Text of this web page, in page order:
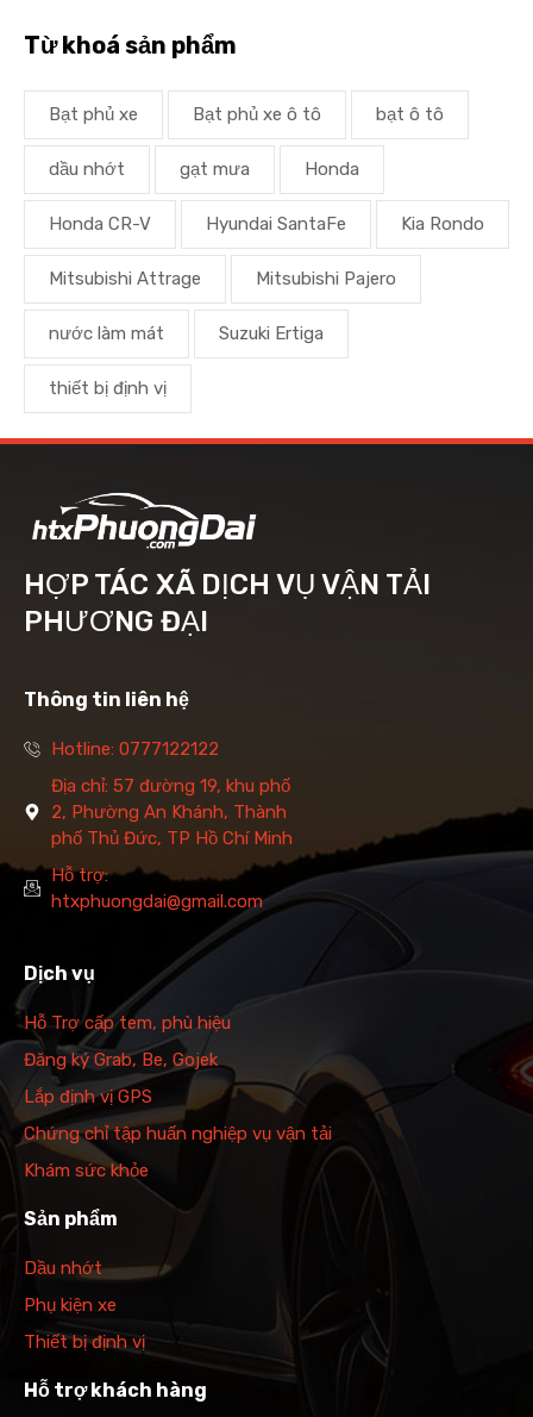
Từ khoá sản phẩm
Bạt phủ xe Bạt phủ xe ô tô bạt ô tô
dầu nhớt gạt mưa Honda
Honda CR-V Hyundai SantaFe Kia Rondo
Mitsubishi Attrage Mitsubishi Pajero
nước làm mát Suzuki Ertiga
thiết bị định vị
HỢP TÁC XÃ DỊCH VỤ VẬN TẢI
PHƯƠNG ĐẠI
Thông tin liên hệ
Hotline: 0777122122
Địa chỉ: 57 đường 19, khu phố
2, Phường An Khánh, Thành
phố Thủ Đức, TP Hồ Chí Minh
Hỗ trợ:
htxphuongdai@gmail.com
Dịch vụ
Hỗ Trợ cấp tem, phù hiệu
Đăng ký Grab, Be, Gojek
Lắp định vị GPS
Chứng chỉ tập huấn nghiệp vụ vận tải
Khám sức khỏe
Sản phẩm
Dầu nhớt
Phụ kiện xe
Thiết bị định vị
Hỗ trợ khách hàng